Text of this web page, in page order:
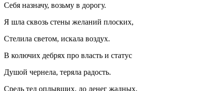
Себя назначу, возьму в дорогу.
Я шла сквозь стены желаний плоских,
Стелила светом, искала воздух.
В колючих дебрях про власть и статус
Душой чернела, теряла радость.
Средь тел оплывших, до денег жадных,